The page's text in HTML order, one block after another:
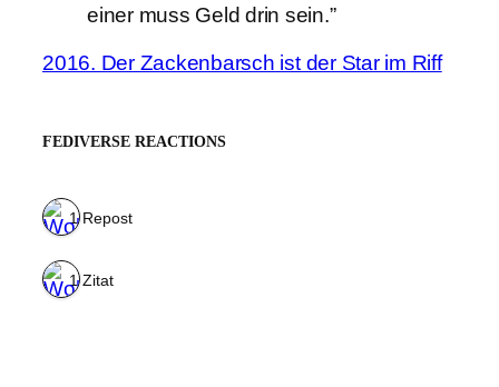
einer muss Geld drin sein.”
2016. Der Zackenbarsch ist der Star im Riff
FEDIVERSE REACTIONS
1 Repost
1 Zitat